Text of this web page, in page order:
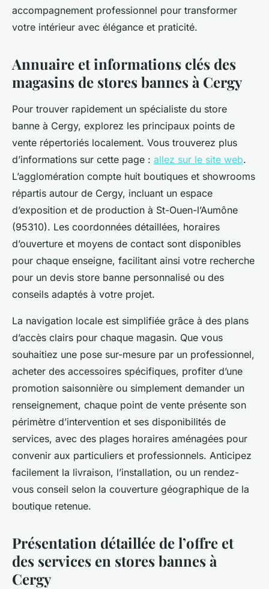
accompagnement professionnel pour transformer
votre intérieur avec élégance et praticité.
Annuaire et informations clés des
magasins de stores bannes à Cergy
Pour trouver rapidement un spécialiste du store
banne à Cergy, explorez les principaux points de
vente répertoriés localement. Vous trouverez plus
d’informations sur cette page : allez sur le site web.
L’agglomération compte huit boutiques et showrooms
répartis autour de Cergy, incluant un espace
d’exposition et de production à St-Ouen-l’Aumône
(95310). Les coordonnées détaillées, horaires
d’ouverture et moyens de contact sont disponibles
pour chaque enseigne, facilitant ainsi votre recherche
pour un devis store banne personnalisé ou des
conseils adaptés à votre projet.
La navigation locale est simplifiée grâce à des plans
d’accès clairs pour chaque magasin. Que vous
souhaitiez une pose sur-mesure par un professionnel,
acheter des accessoires spécifiques, profiter d’une
promotion saisonnière ou simplement demander un
renseignement, chaque point de vente présente son
périmètre d’intervention et ses disponibilités de
services, avec des plages horaires aménagées pour
convenir aux particuliers et professionnels. Anticipez
facilement la livraison, l’installation, ou un rendez-
vous conseil selon la couverture géographique de la
boutique retenue.
Présentation détaillée de l’offre et
des services en stores bannes à
Cergy